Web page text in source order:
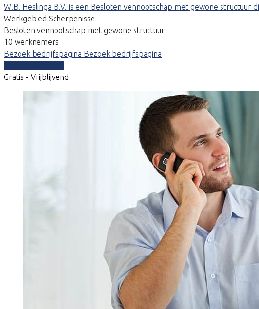
W.B. Heslinga B.V. is een Besloten vennootschap met gewone
Werkgebied Scherpenisse
Besloten vennootschap met gewone structuur
10 werknemers
Bezoek bedrijfspagina Bezoek bedrijfspagina
Gratis - Vrijblijvend